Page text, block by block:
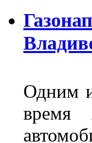
Одним
время